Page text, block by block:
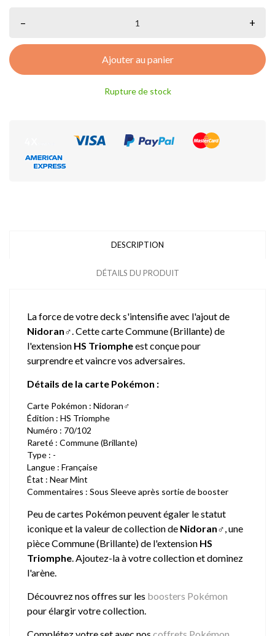
– +
Ajouter au panier
Rupture de stock
DESCRIPTION
DÉTAILS DU PRODUIT
La force de votre deck s'intensifie avec l'ajout de
Nidoran♂. Cette carte Commune (Brillante) de
l'extension HS Triompheest conçue pour
surprendre et vaincre vos adversaires.
Détails de la carte Pokémon :
Carte Pokémon : Nidoran♂
Édition : HS Triomphe
Numéro : 70/102
Rareté : Commune (Brillante)
Type : -
Langue : Française
État : Near Mint
Commentaires : Sous Sleeve après sortie de booster
Peu de cartes Pokémon peuvent égaler le statut
iconique et la valeur de collection de Nidoran♂, une
pièce Commune (Brillante) de l'extension HS
Triomphe. Ajoutez-la à votre collection et dominez
l'arène.
Découvrez nos offres sur les boosters Pokémon
pour élargir votre collection.